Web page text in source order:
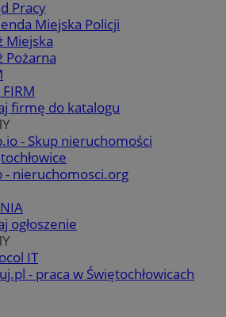
Pracy
Miejska Policji
Miejska
Pożarna
FIRM
firmę do katalogu
- Skup nieruchomości
- nieruchomosci.org
ogłoszenie
IT
- praca w Świętochłowicach